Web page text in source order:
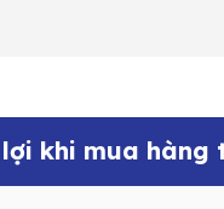
khi mua hàng